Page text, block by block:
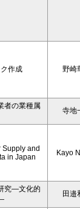
作成 野崎
者の業種属
寺地
Supply and
in Japan
Kayo
究—文化的
田邉